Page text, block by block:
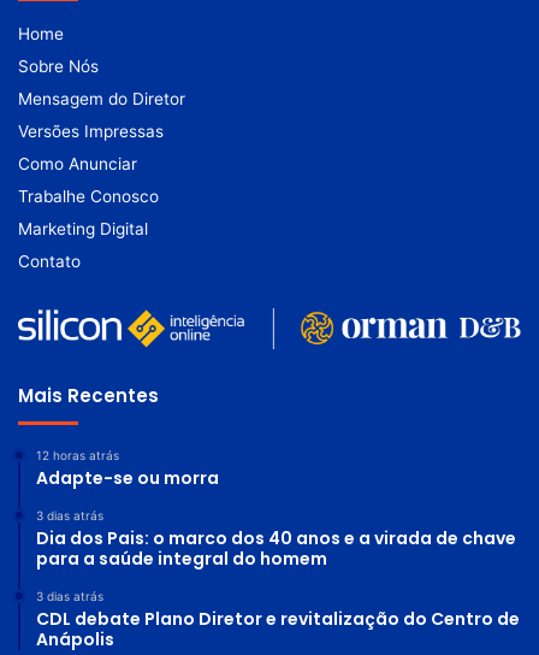
Home
Sobre Nós
Mensagem do Diretor
Versões Impressas
Como Anunciar
Trabalhe Conosco
Marketing Digital
Contato
Mais Recentes
12 horas atrás
Adapte-se ou morra
3 dias atrás
Dia dos Pais: o marco dos 40 anos e a virada de chave
para a saúde integral do homem
3 dias atrás
CDL debate Plano Diretor e revitalização do Centro de
Anápolis